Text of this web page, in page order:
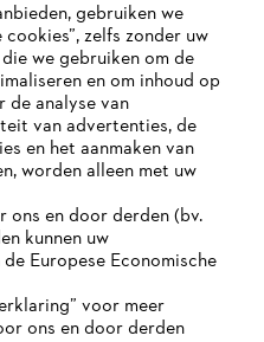
NIET
gebruiken we
zelfs zonder uw
we gebruiken om de
en om inhoud op
de analyse van
van advertenties, de
en het aanmaken van
worden alleen met uw
en door derden (bv.
kunnen uw
Europese Economische
voor meer
ons en door derden